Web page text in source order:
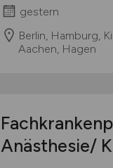
gestern
Berlin, Hamburg,
Aachen, Hagen
Anästhesie/